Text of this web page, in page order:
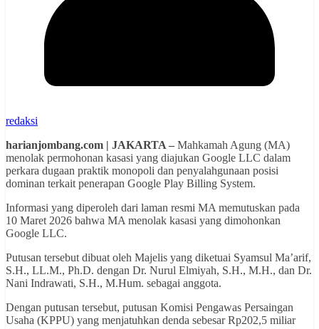
redaksi
harianjombang.com | JAKARTA – Mahkamah Agung (MA)
menolak permohonan kasasi yang diajukan Google LLC dalam
perkara dugaan praktik monopoli dan penyalahgunaan posisi
dominan terkait penerapan Google Play Billing System.
Informasi yang diperoleh dari laman resmi MA memutuskan pada
10 Maret 2026 bahwa MA menolak kasasi yang dimohonkan
Google LLC.
Putusan tersebut dibuat oleh Majelis yang diketuai Syamsul Ma’arif,
S.H., LL.M., Ph.D. dengan Dr. Nurul Elmiyah, S.H., M.H., dan Dr.
Nani Indrawati, S.H., M.Hum. sebagai anggota.
Dengan putusan tersebut, putusan Komisi Pengawas Persaingan
Usaha (KPPU) yang menjatuhkan denda sebesar Rp202,5 miliar